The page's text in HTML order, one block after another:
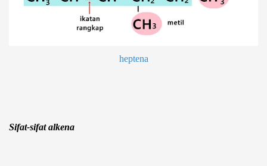
heptena
Sifat-sifat alkena